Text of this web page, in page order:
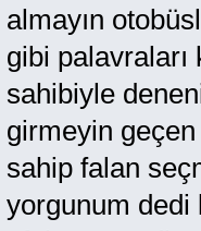
almayın
gibi palavraları
sahibiyle
girmeyin geçen
sahip falan
yorgunum dedi